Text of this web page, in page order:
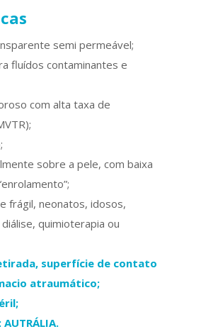
semi permeável;
fluídos contaminantes e
com alta taxa de
sobre a pele, com baixa
frágil, neonatos, idosos,
quimioterapia ou
superfície de contato
atraumático;